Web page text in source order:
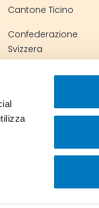
Cantone Ticino
Confederazione
Svizzera
Parlamento svizzero